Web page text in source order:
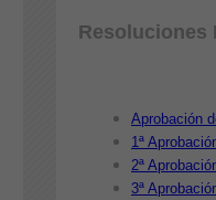
Resoluciones
Aprobación
1ª
2ª
3ª